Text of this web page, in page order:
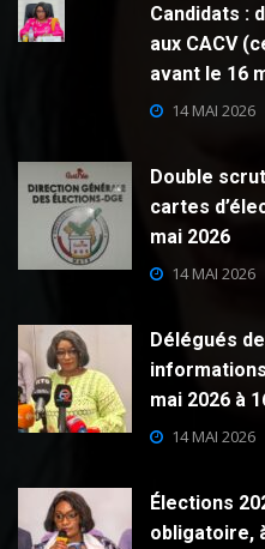
Candidats :
aux CACV
avant le 16
14 MAI 2026
Double
cartes
mai 2026
14 MAI 2026
Délégués
mai 2026 à
14 MAI 2026
Élections
obligatoire,